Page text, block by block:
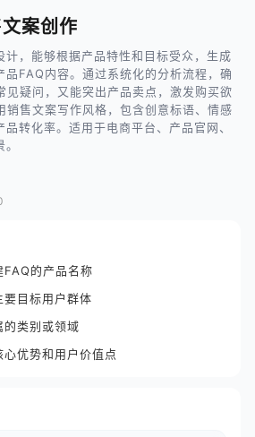
案创作
计，能够根据产品特性和目标受众，生成
品FAQ内容。通过系统化的分析流程，确
见疑问，又能突出产品卖点，激发购买欲
销售文案写作风格，包含创意标语、情感
转化率。适用于电商平台、产品官网、
FAQ的产品名称
要目标用户群体
的类别或领域
心优势和用户价值点